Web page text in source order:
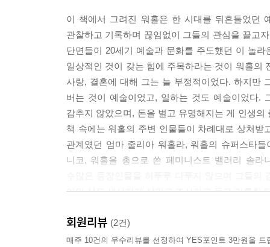
사람은 아주 늙어서 죽어도, 아무리 오래 살았어
막상 죽을 때가 되면 두려움에 인생을 낭비했음을
--- p. 368
누군가 밥벌이는 해야 하니까 일하는 거예요. 내
--- p. 461
누군가를 사랑하지 않으면 미칠 것 같아서 그래.
--- p. 465
--- p. 484
이 책에서 그려진 워홀은 한 시대를 뒤흔들었던
관찰하고 기록하며 끊임없이 그들의 관심을 끌고
단면들이 20세기 예술과 문화를 주도했던 이 놀
일상적인 것이 갖는 힘에 주목하라는 것이 워홀의
사랑, 결혼에 대해 그는 늘 부정적이었다. 하지만
버는 것이 예술이었고, 일하는 것도 예술이었다.
감추지 않았으며, 돈을 벌고 유명해지는 게 인생
책 속에는 워홀의 주변 인물들이 차례대로 상처
관계였던 엄마 줄리아 워홀라, 워홀의 슈퍼스타
니코, 워홀을 총으로 쏜 페미니스트 밸러리 솔
이의 삶도 세세하게 살피고 조사하고 듣고 기록한
회원리뷰 (2건)
매주 10건의 우수리뷰를 선정하여 YES포인트 3만원을 드